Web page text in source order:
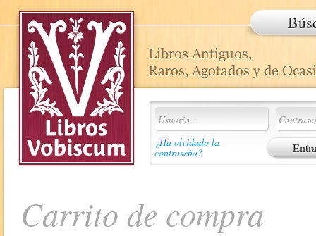
¿Ha olvidado la
contraseña?
Carrito de compra